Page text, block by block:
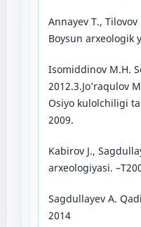
Annayev T.,
Boysun arxeologik
Isomiddinov M.H.
2012.3.Jo’raqulov
Osiyo kulolchiligi
2009.
Kabirov J.,
arxeologiyasi.
Sagdullayev A.
2014